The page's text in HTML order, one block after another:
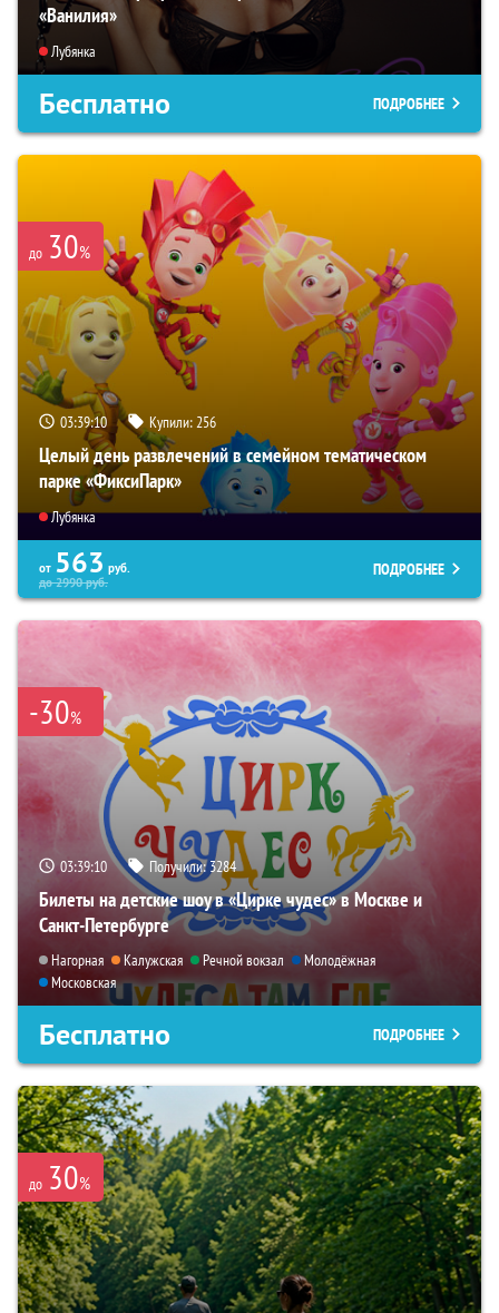
«Ванилия»
Лубянка
Бесплатно ПОДРОБНЕЕ
до 30%
03:39:09 Купили:256
Целый день развлечений в семейном тематическом
парке «ФиксиПарк»
Лубянка
от 563 руб.
до2990руб.
ПОДРОБНЕЕ
-30%
03:39:09 Получили:3284
Билеты на детские шоу в «Цирке чудес» в Москве и
Санкт-Петербурге
Нагорная Калужская Речной вокзал
Молодёжная
Московская
Бесплатно ПОДРОБНЕЕ
до 30%